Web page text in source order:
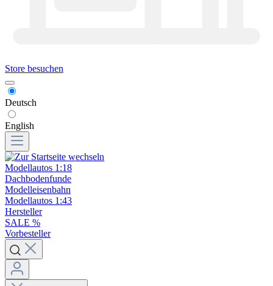
Store besuchen
Deutsch
English
Modellautos 1:18
Dachbodenfunde
Modelleisenbahn
Modellautos 1:43
Hersteller
SALE %
Vorbesteller